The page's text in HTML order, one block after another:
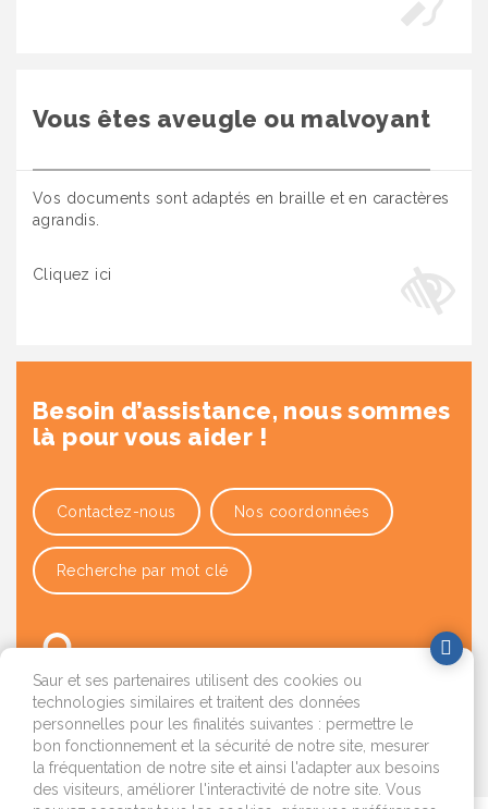
Vous êtes aveugle ou malvoyant
Vos documents sont adaptés en braille et en caractères
agrandis.
Cliquez ici
Besoin d’assistance, nous sommes
là pour vous aider !
Contactez-nous Nos coordonnées
Recherche par mot clé
OK
Saur et ses partenaires utilisent des cookies ou
technologies similaires et traitent des données
personnelles pour les finalités suivantes : permettre le
bon fonctionnement et la sécurité de notre site, mesurer
la fréquentation de notre site et ainsi l'adapter aux besoins
des visiteurs, améliorer l'interactivité de notre site. Vous